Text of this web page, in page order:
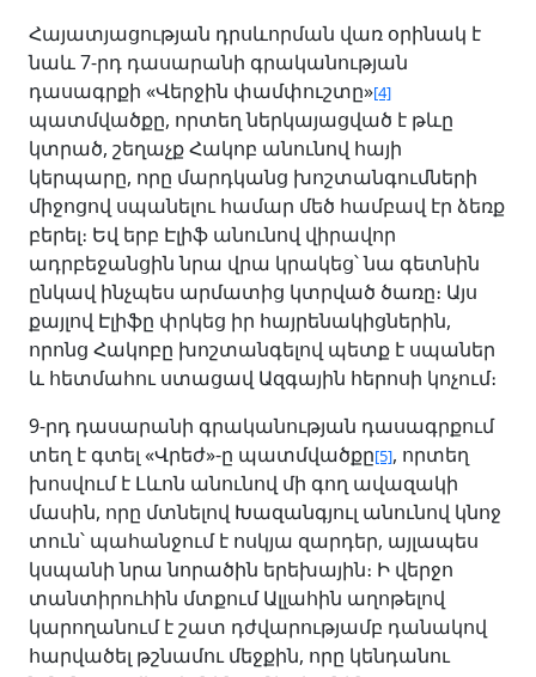
Հայատյացության դրսևորման վառ օրինակ է
նաև 7-րդ դասարանի գրականության
դասագրքի «Վերջին փամփուշտը»[4]
պատմվածքը, որտեղ ներկայացված է թևը
կտրած, շեղաչք Հակոբ անունով հայի
կերպարը, որը մարդկանց խոշտանգումների
միջոցով սպանելու համար մեծ համբավ էր ձեռք
բերել։ Եվ երբ Էլիֆ անունով վիրավոր
ադրբեջանցին նրա վրա կրակեց՝ նա գետնին
ընկավ ինչպես արմատից կտրված ծառը։ Այս
քայլով Էլիֆը փրկեց իր հայրենակիցներին,
որոնց Հակոբը խոշտանգելով պետք է սպաներ
և հետմահու ստացավ Ազգային հերոսի կոչում։
9-րդ դասարանի գրականության դասագրքում
տեղ է գտել «Վրեժ»-ը պատմվածքը[5], որտեղ
խոսվում է Լևոն անունով մի գող ավազակի
մասին, որը մտնելով Խազանգյուլ անունով կնոջ
տուն՝ պահանջում է ոսկյա զարդեր, այլապես
կսպանի նրա նորածին երեխային։ Ի վերջո
տանտիրուհին մտքում Ալլահին աղոթելով
կարողանում է շատ դժվարությամբ դանակով
հարվածել թշնամու մեջքին, որը կենդանու